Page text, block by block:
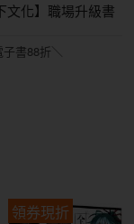
化】職場升級書
子書88折＼
領券現折